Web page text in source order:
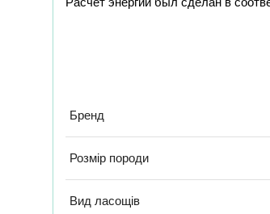
Бренд
Розмір породи
Вид ласощів